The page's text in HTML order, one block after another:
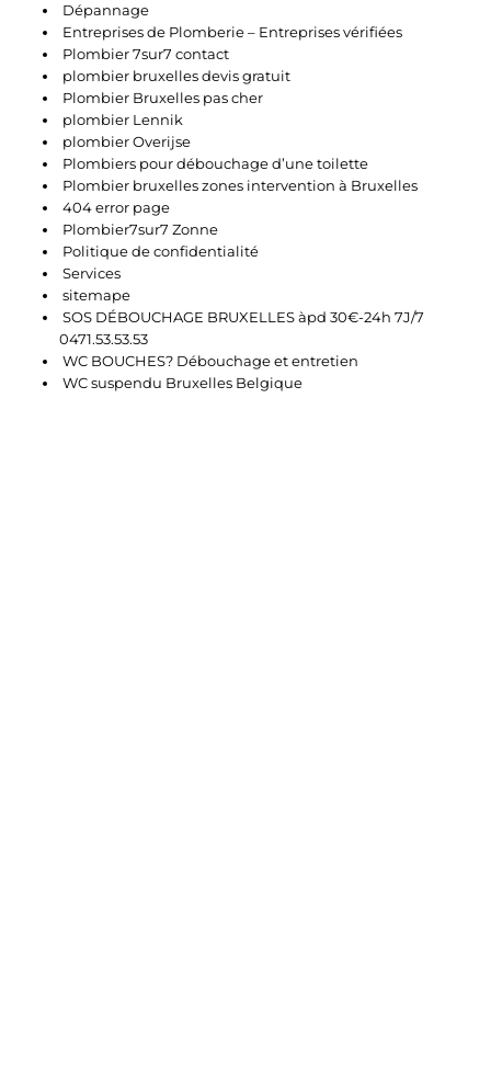
Dépannage
Entreprises de Plomberie – Entreprises vérifiées
Plombier 7sur7 contact
plombier bruxelles devis gratuit
Plombier Bruxelles pas cher
plombier Lennik
plombier Overijse
Plombiers pour débouchage d’une toilette
Plombier bruxelles zones intervention à Bruxelles
404 error page
Plombier7sur7 Zonne
Politique de confidentialité
Services
sitemape
SOS DÉBOUCHAGE BRUXELLES àpd 30€-24h 7J/7
0471.53.53.53
WC BOUCHES? Débouchage et entretien
WC suspendu Bruxelles Belgique